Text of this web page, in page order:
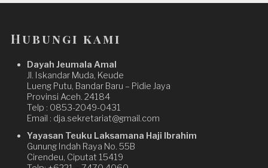
Hubungi kami
Dayah Jeumala Amal
Jl. Iskandar Muda, Keude
Lueng Putu, Bandar Baru – Pidie Jaya
Provinsi Aceh. 24184
Telp : 0853-2049-0431
Email : dja.sekretariat@gmail.com
Yayasan Teuku Laksamana Haji Ibrahim
Gunung Indah Raya No. 55B
Cirendeu, Ciputat 15419